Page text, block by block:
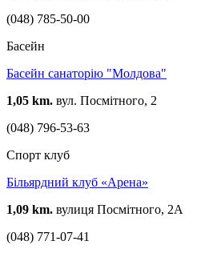
(048) 785-50-00
Басейн
Басейн санаторію "Молдова"
1,05 km. вул. Посмітного, 2
(048) 796-53-63
Спорт клуб
Більярдний клуб «Арена»
1,09 km. вулиця Посмітного, 2А
(048) 771-07-41